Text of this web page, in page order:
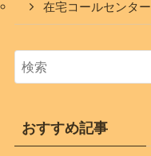
在宅コールセンター
おすすめ記事